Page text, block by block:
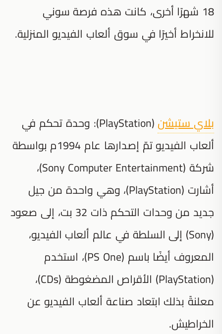
18 شهرًا أخرى، كانت هذه فرصة سوني
للانخراط أخيرًا في سوق ألعاب الفيديو المنزلية.
بلاي ستيشن
(PlayStation): وحدة تحكم في
ألعاب الفيديو تمّ إصدارها عام 1994م بواسطة
شركة (Sony Computer Entertainment)،
أشارت (PlayStation)، وهي واحدة من جيل
جديد من وحدات التحكم ذات 32 بت، إلى صعود
(Sony) إلى السلطة في عالم ألعاب الفيديو،
المعروف أيضًا باسم (PS One)، استخدم
(PlayStation) الأقراص المضغوطة (CDs)،
معلنةً بذلك ابتعاد صناعة ألعاب الفيديو عن
الخراطيش.